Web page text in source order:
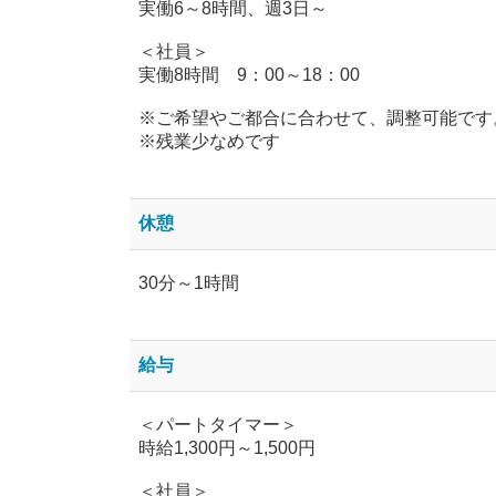
実働6～8時間、週3日～
＜社員＞
実働8時間 9：00～18：00
※ご希望やご都合に合わせて、調整可能です
※残業少なめです
休憩
30分～1時間
給与
＜パートタイマー＞
時給1,300円～1,500円
＜社員＞